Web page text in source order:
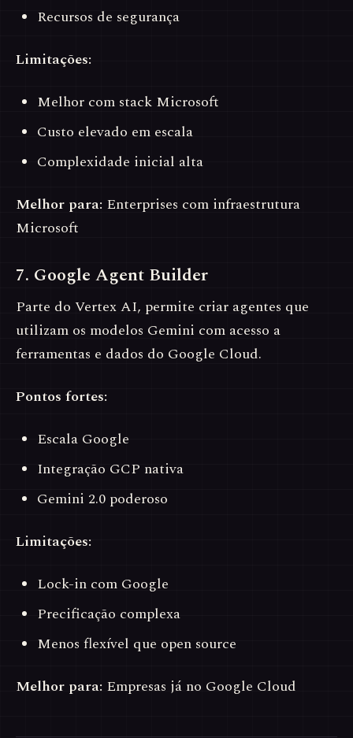
Recursos de segurança
Limitações:
Melhor com stack Microsoft
Custo elevado em escala
Complexidade inicial alta
Melhor para: Enterprises com infraestrutura
Microsoft
7. Google Agent Builder
Parte do Vertex AI, permite criar agentes que
utilizam os modelos Gemini com acesso a
ferramentas e dados do Google Cloud.
Pontos fortes:
Escala Google
Integração GCP nativa
Gemini 2.0 poderoso
Limitações:
Lock-in com Google
Precificação complexa
Menos flexível que open source
Melhor para: Empresas já no Google Cloud